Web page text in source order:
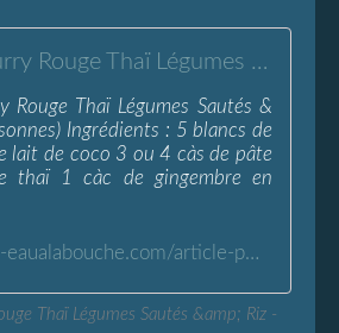
Poulet au Curry Rouge Thaï Légumes Sautés &amp; Riz - L'Eau à la Bouche
Rouge Thaï Légumes Sautés &
Ingrédients : 5 blancs de
lait de coco 3 ou 4 càs de pâte
thaï 1 càc de gingembre en
https://www.l-eaualabouche.com/article-poulet-au-curry-rouge-thai-legumes-sautes-riz-40480655.html
Thaï Légumes Sautés &amp; Riz -